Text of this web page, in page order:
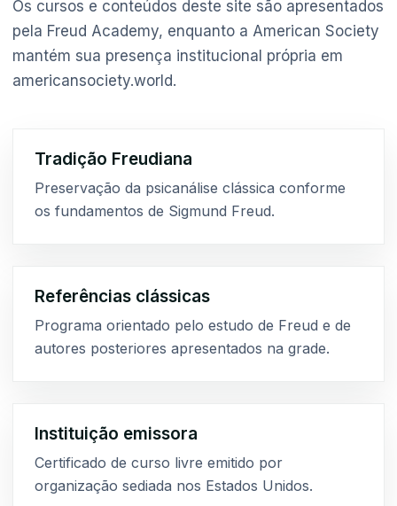
Os cursos e conteúdos deste site são apresentados
pela Freud Academy, enquanto a American Society
mantém sua presença institucional própria em
americansociety.world.
Tradição Freudiana
Preservação da psicanálise clássica conforme
os fundamentos de Sigmund Freud.
Referências clássicas
Programa orientado pelo estudo de Freud e de
autores posteriores apresentados na grade.
Instituição emissora
Certificado de curso livre emitido por
organização sediada nos Estados Unidos.